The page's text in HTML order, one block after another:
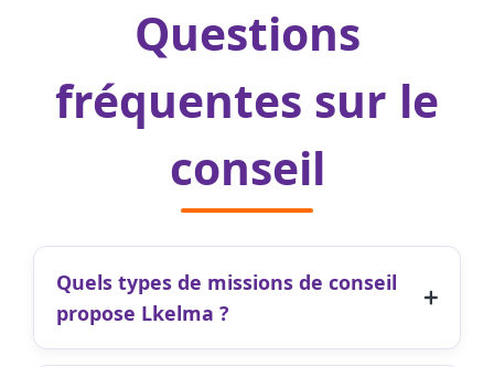
Questions
fréquentes sur le
conseil
Quels types de missions de conseil
propose Lkelma ?
Nous couvrons toutes les fonctions clés de